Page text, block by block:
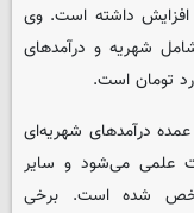
پارسال حدود ۳۰ تا ۴۰ درصد افزایش داشته است. وی
شهریه و درآمدهای
درآمدهای شهریه‌ای
علمی می‌شود و سایر
شده است. برخی